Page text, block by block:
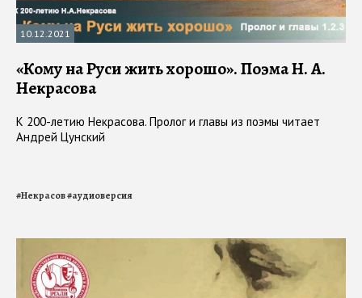
10.12.2021
«Кому на Руси жить хорошо». Поэма Н. А.
Некрасова
К 200-летию Некрасова. Пролог и главы из поэмы читает
Андрей Цунский
#Некрасов#аудиоверсия